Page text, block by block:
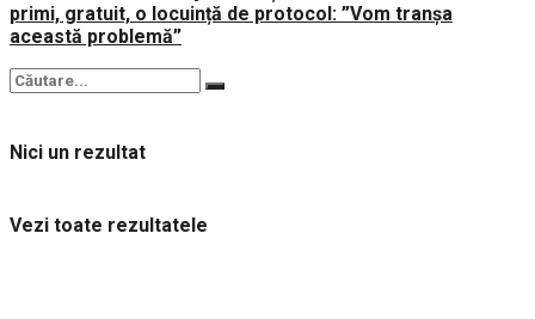
Nici un rezultat
Vezi toate rezultatele